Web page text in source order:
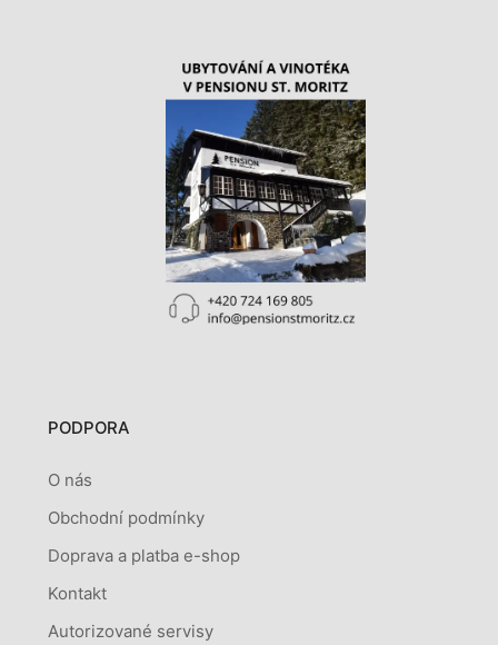
PODPORA
O nás
Obchodní podmínky
Doprava a platba e-shop
Kontakt
Autorizované servisy